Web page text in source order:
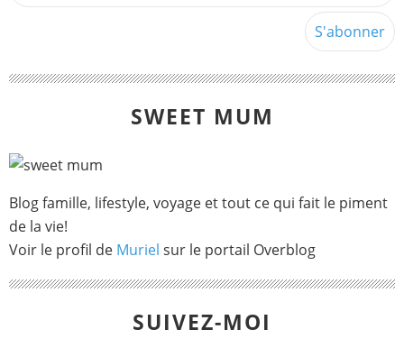
SWEET MUM
Blog famille, lifestyle, voyage et tout ce qui fait le piment
de la vie!
Voir le profil de Muriel sur le portail Overblog
SUIVEZ-MOI